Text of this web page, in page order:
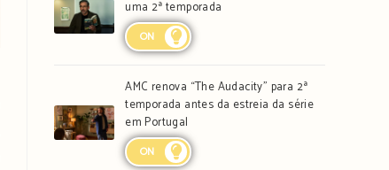
uma 2ª temporada
ON
AMC renova “The Audacity” para 2ª
temporada antes da estreia da série
em Portugal
ON